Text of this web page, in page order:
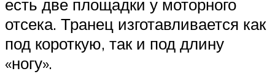
есть две площадки у моторного
отсека. Транец изготавливается как
под короткую, так и под длину
«ногу».